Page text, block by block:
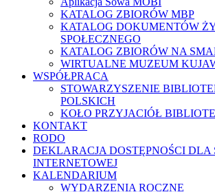
KATALOG ZBIORÓW MBP
KATALOG DOKUMENTÓW
SPOŁECZNEGO
KATALOG ZBIORÓW NA
WIRTUALNE MUZEUM
WSPÓŁPRACA
STOWARZYSZENIE
POLSKICH
KOŁO PRZYJACIÓŁ
KONTAKT
RODO
DEKLARACJA DOSTĘPNOŚCI DLA
INTERNETOWEJ
KALENDARIUM
WYDARZENIA ROCZNE